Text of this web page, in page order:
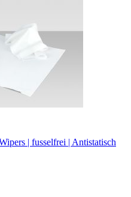
| fusselfrei | Antistatisch